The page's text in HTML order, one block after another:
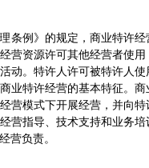
条例》的规定，商业特许
营资源许可其他经营者使
动。特许人许可被特许人
业特许经营的基本特征。
营模式下开展经营，并向
营指导、技术支持和业务
营负责。